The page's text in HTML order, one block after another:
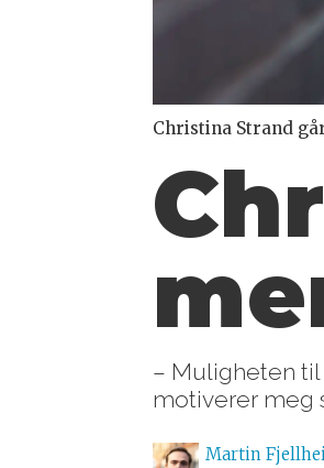
Christina Strand
– Muligheten
motiverer meg
Martin